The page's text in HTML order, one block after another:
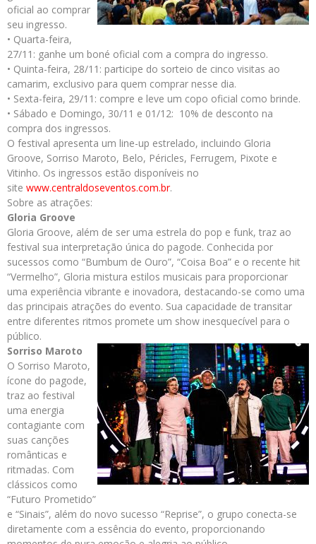
oficial ao comprar
seu ingresso.
• Quarta-feira,
27/11: ganhe um boné oficial com a compra do ingresso.
• Quinta-feira, 28/11: participe do sorteio de cinco visitas ao
camarim, exclusivo para quem comprar nesse dia.
• Sexta-feira, 29/11: compre e leve um copo oficial como brinde.
• Sábado e Domingo, 30/11 e 01/12: 10% de desconto na
compra dos ingressos.
O festival apresenta um line-up estrelado, incluindo Gloria
Groove, Sorriso Maroto, Belo, Péricles, Ferrugem, Pixote e
Vitinho. Os ingressos estão disponíveis no
site www.centraldoseventos.com.br.
Sobre as atrações:
Gloria Groove
Gloria Groove, além de ser uma estrela do pop e funk, traz ao
festival sua interpretação única do pagode. Conhecida por
sucessos como “Bumbum de Ouro”, “Coisa Boa” e o recente hit
“Vermelho”, Gloria mistura estilos musicais para proporcionar
uma experiência vibrante e inovadora, destacando-se como uma
das principais atrações do evento. Sua capacidade de transitar
entre diferentes ritmos promete um show inesquecível para o
público.
Sorriso Maroto
O Sorriso Maroto,
ícone do pagode,
traz ao festival
uma energia
contagiante com
suas canções
românticas e
ritmadas. Com
clássicos como
“Futuro Prometido”
e “Sinais”, além do novo sucesso “Reprise”, o grupo conecta-se
diretamente com a essência do evento, proporcionando